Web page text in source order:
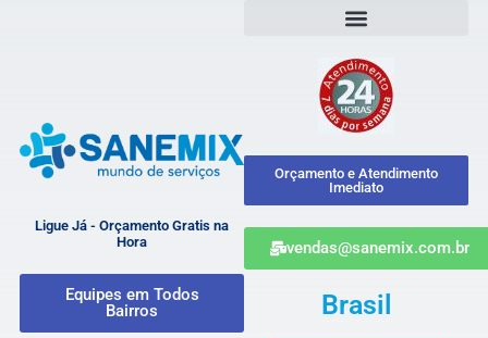
Ligue Já - Orçamento Gratis na
Hora
Equipes em Todos
Bairros
Orçamento e Atendimento
Imediato
vendas@sanemix.com.br
Brasil